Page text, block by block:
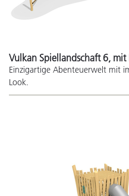
Vulkan Spiellandschaft 6, mit
Einzigartige Abenteuerwelt mit
Look.